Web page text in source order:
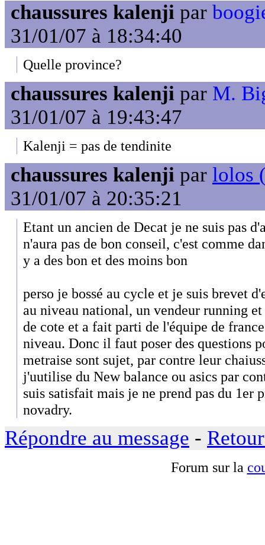
chaussures kalenji par
31/01/07 à 18:34:40
Quelle province?
chaussures kalenji par M.
31/01/07 à 19:43:47
Kalenji = pas de tendinite
chaussures kalenji par lolos
31/01/07 à 20:35:21
Etant un ancien de Decat je ne suis pas
n'aura pas de bon conseil, c'est comme
y a des bon et des moins bon
perso je bossé au cycle et je suis brevet
au niveau national, un vendeur running
de cote et a fait parti de l'équipe de
niveau. Donc il faut poser des questions
metraise sont sujet, par contre leur
j'uutilise du New balance ou asics par
suis satisfait mais je ne prend pas du 1er
novadry.
Répondre au message -
Forum sur la